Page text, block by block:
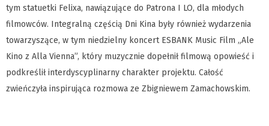
tym statuetki Felixa, nawiązujące do Patrona I LO, dla młodych
filmowców. Integralną częścią Dni Kina były również wydarzenia
towarzyszące, w tym niedzielny koncert ESBANK Music Film „Ale
Kino z Alla Vienna”, który muzycznie dopełnił filmową opowieść i
podkreślił interdyscyplinarny charakter projektu. Całość
zwieńczyła inspirująca rozmowa ze Zbigniewem Zamachowskim.